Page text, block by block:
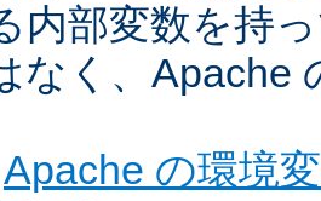
内部変数を持
なく、Apache
Apache の環境